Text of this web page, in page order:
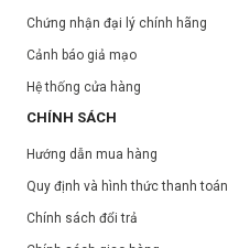
Chứng nhận đại lý chính hãng
Cảnh báo giả mạo
Hệ thống cửa hàng
CHÍNH SÁCH
Hướng dẫn mua hàng
Quy định và hình thức thanh toán
Chính sách đổi trả